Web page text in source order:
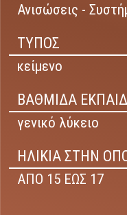
Ανισώσεις -
ΤΥΠΟΣ
κείμενο
ΒΑΘΜΙΔΑ
γενικό λύκειο
ΗΛΙΚΙΑ ΣΤΗΝ
ΑΠΟ 15 ΕΩΣ 17